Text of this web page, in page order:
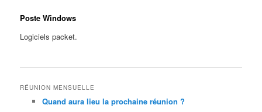
Poste Windows
Logiciels packet.
RÉUNION MENSUELLE
Quand aura lieu la prochaine réunion ?